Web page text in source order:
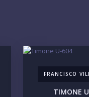
FRANCISCO
TIMONE